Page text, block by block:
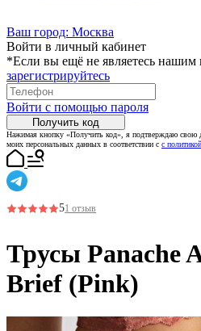
Ваш город: Москва
Войти в личный кабинет
*Если вы ещё не являетесь нашим
зарегистрируйтесь
Войти с помощью пароля
Получить код
Нажимая кнопку «Получить код», я подтверждаю свою
моих персональных данных в соответствии с с
51 отзыв
Трусы Panache
Brief (Pink)